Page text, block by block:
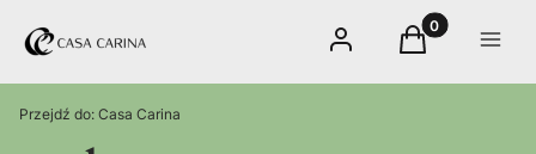
Zaloguj sięProdukty w
Koszyk Menu
Przejdź do: Casa Carina